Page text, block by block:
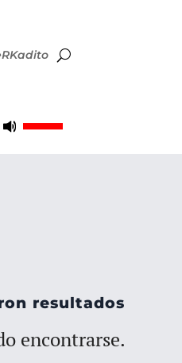
Utiliza
resultados
encontrarse.